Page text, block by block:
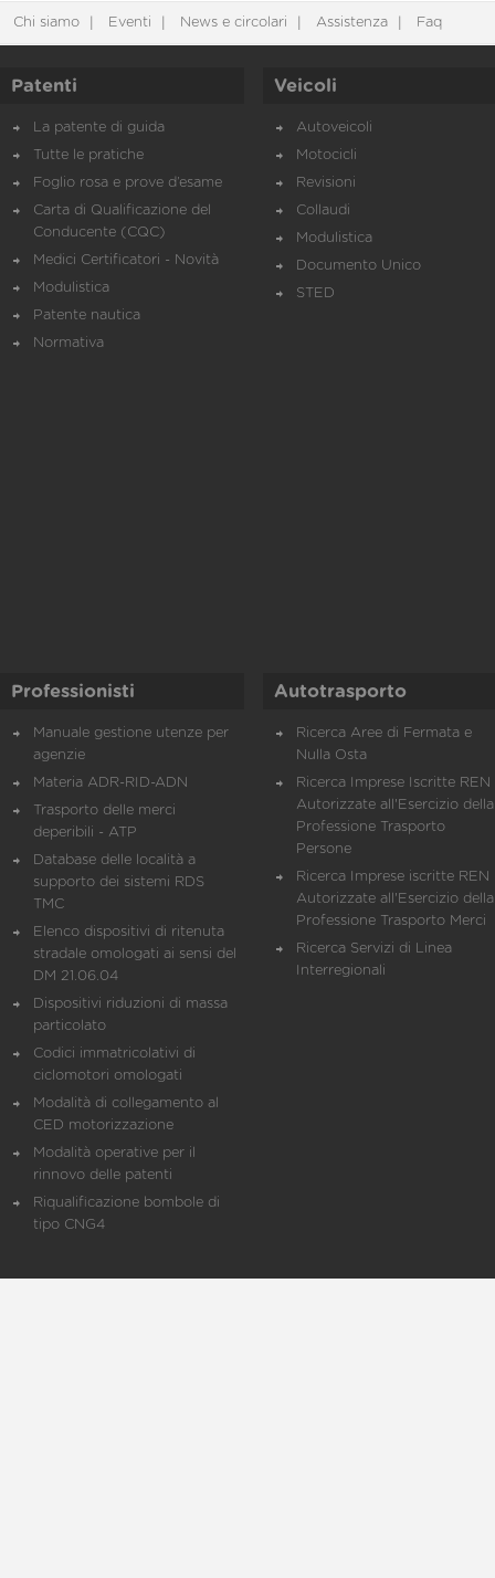
Chi siamo Eventi News e circolari Assistenza Faq
Patenti
La patente di guida
Tutte le pratiche
Foglio rosa e prove d’esame
Carta di Qualificazione del
Conducente (CQC)
Medici Certificatori - Novità
Modulistica
Patente nautica
Normativa
Veicoli
Autoveicoli
Motocicli
Revisioni
Collaudi
Modulistica
Documento Unico
STED
Professionisti
Manuale gestione utenze per
agenzie
Materia ADR-RID-ADN
Trasporto delle merci
deperibili - ATP
Database delle località a
supporto dei sistemi RDS
TMC
Elenco dispositivi di ritenuta
stradale omologati ai sensi del
DM 21.06.04
Dispositivi riduzioni di massa
particolato
Codici immatricolativi di
ciclomotori omologati
Modalità di collegamento al
CED motorizzazione
Modalità operative per il
rinnovo delle patenti
Riqualificazione bombole di
tipo CNG4
Autotrasporto
Ricerca Aree di Fermata e
Nulla Osta
Ricerca Imprese Iscritte REN
Autorizzate all'Esercizio della
Professione Trasporto
Persone
Ricerca Imprese iscritte REN
Autorizzate all'Esercizio della
Professione Trasporto Merci
Ricerca Servizi di Linea
Interregionali